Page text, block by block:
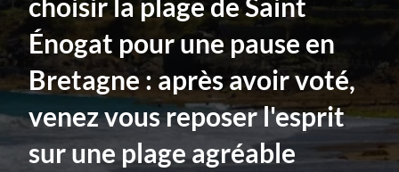
Énogat pour une pause en
Bretagne : après avoir voté,
venez vous reposer l'esprit
sur une plage agréable